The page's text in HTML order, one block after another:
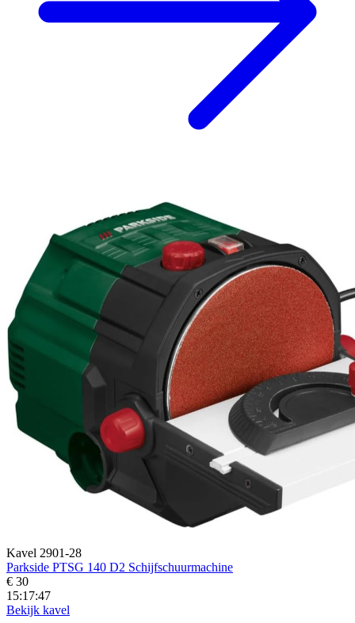
Kavel 2901-28
Parkside PTSG 140 D2 Schijfschuurmachine
€ 30
15:17:45
Bekijk kavel